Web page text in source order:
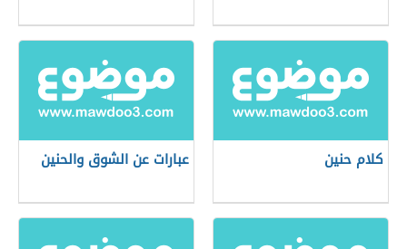
كلام حنين عبارات عن الشوق والحنين